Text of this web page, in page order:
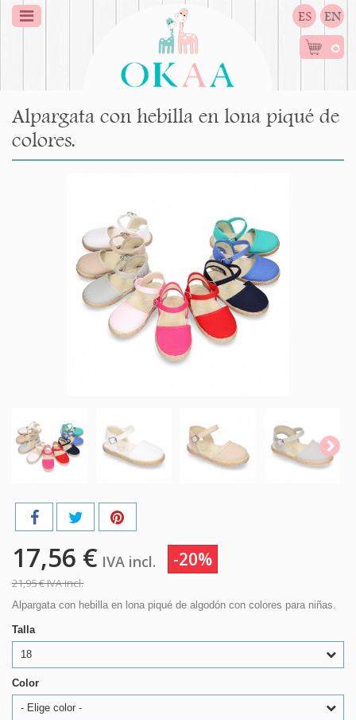
ES EN
0
Alpargata con hebilla en lona piqué de
colores.
17,56 € IVA incl. -20%
21,95 €IVA incl.
Alpargata con hebilla en lona piqué de algodón con colores para niñas.
Talla
18
Color
- Elige color -